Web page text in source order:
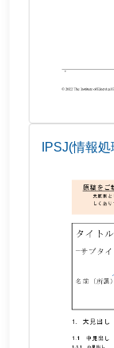
IPSJ(情報